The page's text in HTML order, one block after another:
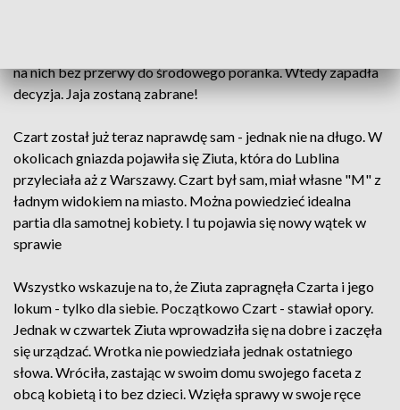
na nich bez przerwy do środowego poranka. Wtedy zapadła
decyzja. Jaja zostaną zabrane!
Czart został już teraz naprawdę sam - jednak nie na długo. W
okolicach gniazda pojawiła się Ziuta, która do Lublina
przyleciała aż z Warszawy. Czart był sam, miał własne "M" z
ładnym widokiem na miasto. Można powiedzieć idealna
partia dla samotnej kobiety. I tu pojawia się nowy wątek w
sprawie
Wszystko wskazuje na to, że Ziuta zapragnęła Czarta i jego
lokum - tylko dla siebie. Początkowo Czart - stawiał opory.
Jednak w czwartek Ziuta wprowadziła się na dobre i zaczęła
się urządzać. Wrotka nie powiedziała jednak ostatniego
słowa. Wróciła, zastając w swoim domu swojego faceta z
obcą kobietą i to bez dzieci. Wzięła sprawy w swoje ręce